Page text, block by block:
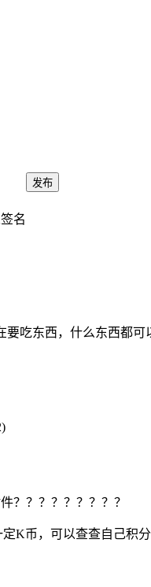
发布
名
要吃东西，什么东西都
？？？？？？？？？
定K币，可以查查自己积